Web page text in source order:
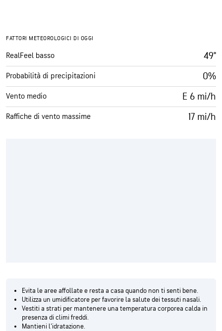
FATTORI METEOROLOGICI DI OGGI
RealFeel basso 49°
Probabilità di precipitazioni 0%
Vento medio E 6 mi/h
Raffiche di vento massime 17 mi/h
Evita le aree affollate e resta a casa quando non ti senti bene.
Utilizza un umidificatore per favorire la salute dei tessuti nasali.
Vestiti a strati per mantenere una temperatura corporea calda in
presenza di climi freddi.
Mantieni l'idratazione.